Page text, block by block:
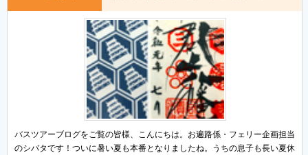
バスツアーブログをご覧の皆様、こんにちは。お遍路係・フェリー企画担当
のシバタです！ついに暑い夏も本番となりましたね。うちの息子も長い夏休